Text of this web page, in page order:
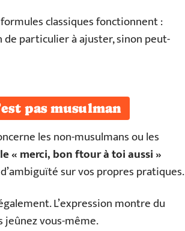
classiques fonctionnent :
de particulier à ajuster, sinon peut-
pas musulman
les non-musulmans ou les
« merci, bon ftour à toi aussi »
sur vos propres pratiques.
L’expression montre du
jeûnez vous-même.